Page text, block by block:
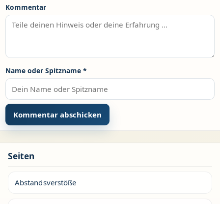
Kommentar
Name oder Spitzname *
Seiten
Abstandsverstöße